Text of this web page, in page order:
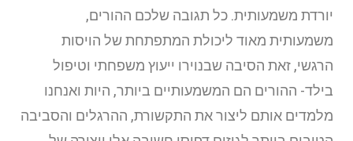
יורדת משמעותית. כל תגובה שלכם ההורים,
משמעותית מאוד ליכולת המתפתחת של הויסות
הרגשי, זאת הסיבה שבנוירו ייעוץ משפחתי וטיפול
בילד- ההורים הם המשמעותיים ביותר, היות ואנחנו
מלמדים אותם ליצור את התקשורת, ההרגלים והסביבה